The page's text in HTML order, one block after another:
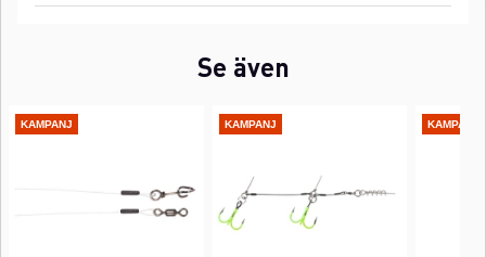
Se även
KAMPANJ KAMPANJ KAMPANJ